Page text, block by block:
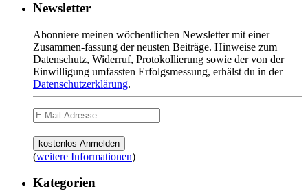
Newsletter
Abonniere meinen wöchentlichen Newsletter mit einer
Zusammen-fassung der neusten Beiträge. Hinweise zum
Datenschutz, Widerruf, Protokollierung sowie der von der
Einwilligung umfassten Erfolgsmessung, erhälst du in der
Datenschutzerklärung.
(weitere Informationen)
Kategorien